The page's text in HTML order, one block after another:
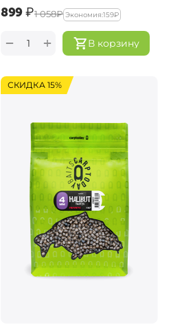
‍899‍₽‍1 058‍₽ Экономия:‍159‍₽
В корзину
+
−
СКИДКА 15%